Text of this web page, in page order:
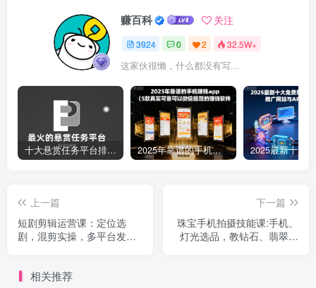
赚百科 关注
3924 0 2 32.5W+
这家伙很懒，什么都没有写...
十大悬赏任务平台排行榜（全网最好的悬赏任务平台） 2025年靠谱的手机赚钱app（5款真实可靠可以微信提现的赚钱软件）
上一篇
短剧剪辑运营课：定位选
剧，混剪实操，多平台发
下一篇
珠宝手机拍摄技能课:手机、
灯光选品，教钻石、翡翠布
相关推荐